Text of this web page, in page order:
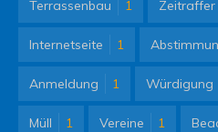
Terrassenbau 1 Zeitraffer
Internetseite 1
Anmeldung 1 Würdigung
Müll 1 Vereine 1